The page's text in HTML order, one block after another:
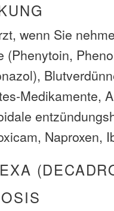
wenn Sie
(Phenytoin,
Medikamente,
Naproxen,